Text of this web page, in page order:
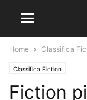
Home Classifica
Classifica Fiction
Fiction